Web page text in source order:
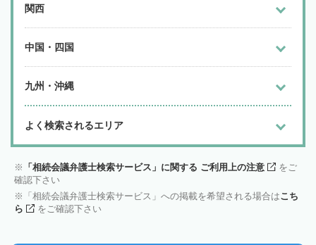
関西
中国・四国
九州・沖縄
よく検索されるエリア
「相続会議弁護士検索サービス」に関する ご利用上の注意
をご
確認下さい
「相続会議弁護士検索サービス」への掲載を希望される場合はこち
ら
をご確認下さい